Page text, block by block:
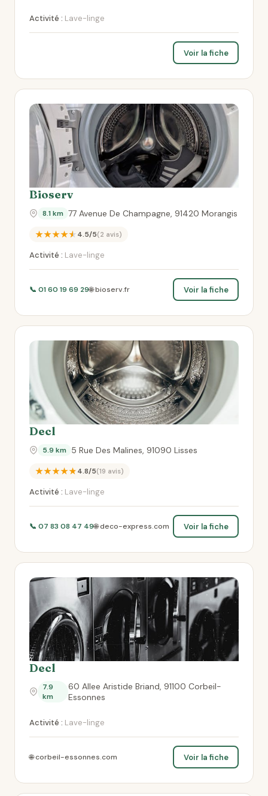
Activité : Lave-linge
Voir la fiche
Bioserv
8.1 km 77 Avenue De Champagne, 91420 Morangis
★★★★★4.5/5(2 avis)
Activité : Lave-linge
📞 01 60 19 69 29🌐 bioserv.fr Voir la fiche
Decl
5.9 km 5 Rue Des Malines, 91090 Lisses
★★★★★4.8/5(19 avis)
Activité : Lave-linge
📞 07 83 08 47 49🌐 deco-express.com Voir la fiche
Decl
7.9
km
60 Allee Aristide Briand, 91100 Corbeil-
Essonnes
Activité : Lave-linge
🌐 corbeil-essonnes.com Voir la fiche